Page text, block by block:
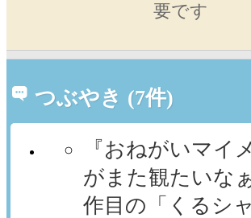
要です
つぶやき (7件)
『おねがいマイ
がまた観たいな
作目の「くるシ